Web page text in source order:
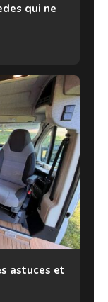
qui ne
astuces et